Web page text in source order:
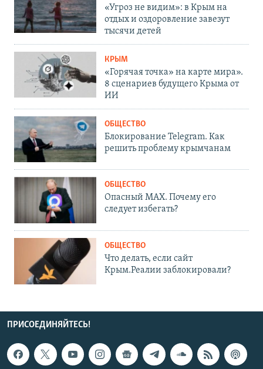
«Угроз не видим»: в Крым на
отдых и оздоровление завезут
тысячи детей
КРЫМ
«Горячая точка» на карте мира».
8 сценариев будущего Крыма от
ИИ
ОБЩЕСТВО
Блокирование Telegram. Как
решить проблему крымчанам
ОБЩЕСТВО
Опасный MAX. Почему его
следует избегать?
ОБЩЕСТВО
Что делать, если сайт
Крым.Реалии заблокировали?
ПРИСОЕДИНЯЙТЕСЬ!